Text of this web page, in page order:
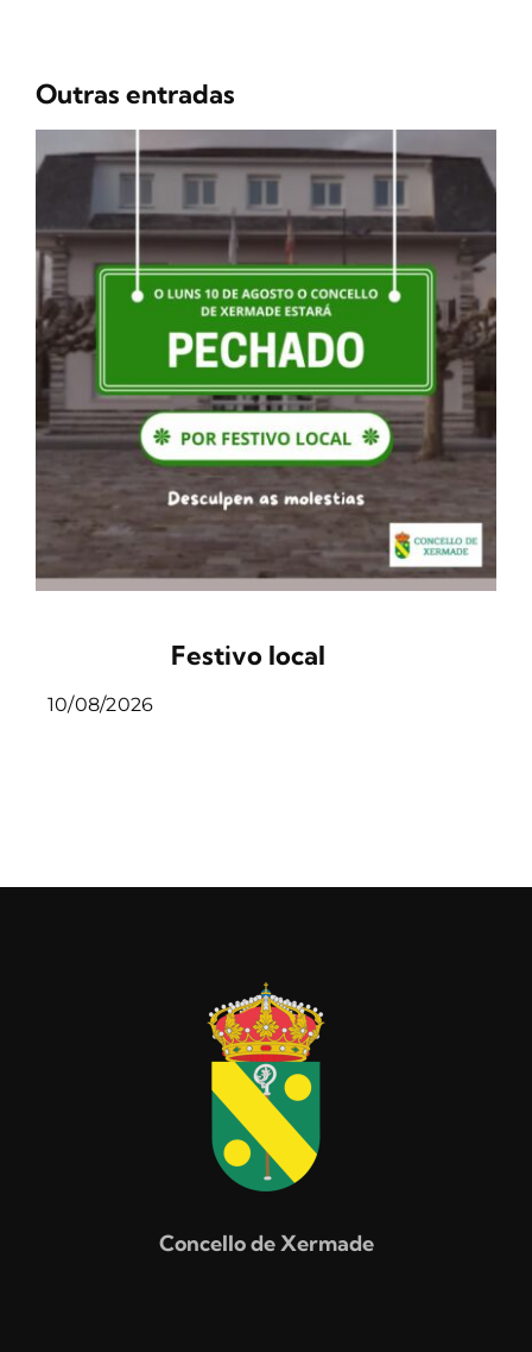
Outras entradas
Festivo local
10/08/2026
Concello de Xermade